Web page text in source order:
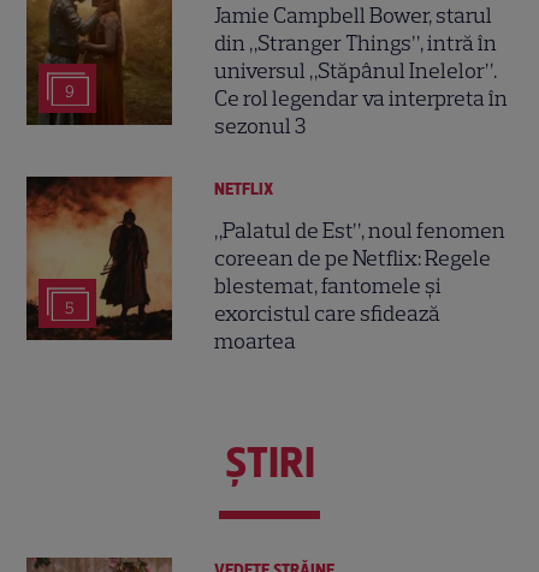
9
Jamie Campbell Bower, starul
din „Stranger Things”, intră în
universul „Stăpânul Inelelor”.
Ce rol legendar va interpreta în
sezonul 3
5
NETFLIX
„Palatul de Est”, noul fenomen
coreean de pe Netflix: Regele
blestemat, fantomele și
exorcistul care sfidează
moartea
ŞTIRI